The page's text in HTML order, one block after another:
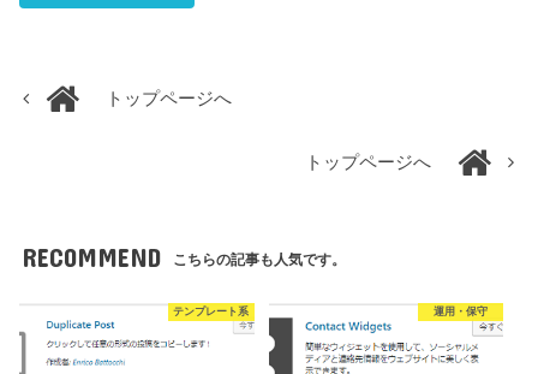
トップページへ
トップページへ
RECOMMEND こちらの記事も人気です。
テンプレート系 運用・保守